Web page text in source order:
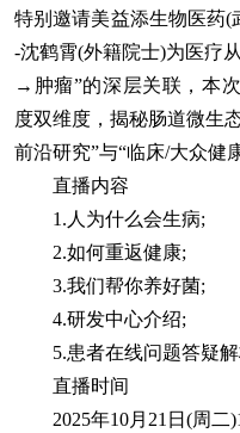
特别邀请美益添生物医药(
-沈鹤霄(外籍院士)为医疗
→肿瘤”的深层关联，本
度双维度，揭秘肠道微生
前沿研究”与“临床/大众健
直播内容
1.人为什么会生病;
2.如何重返健康;
3.我们帮你养好菌;
4.研发中心介绍;
5.患者在线问题答疑解
直播时间
2025年10月21日(周二